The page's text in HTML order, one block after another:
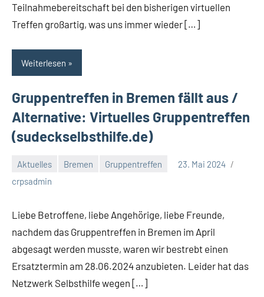
Teilnahmebereitschaft bei den bisherigen virtuellen
Treffen großartig, was uns immer wieder […]
Weiterlesen
Gruppentreffen in Bremen fällt aus /
Alternative: Virtuelles Gruppentreffen
(sudeckselbsthilfe.de)
Aktuelles Bremen Gruppentreffen
23. Mai 2024
crpsadmin
Liebe Betroffene, liebe Angehörige, liebe Freunde,
nachdem das Gruppentreffen in Bremen im April
abgesagt werden musste, waren wir bestrebt einen
Ersatztermin am 28.06.2024 anzubieten. Leider hat das
Netzwerk Selbsthilfe wegen […]